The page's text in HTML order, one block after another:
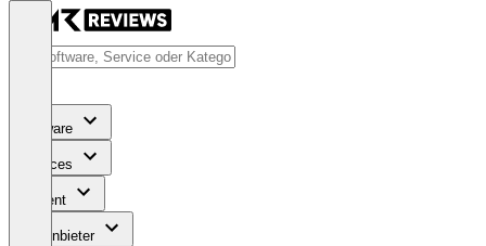
Software
Services
Content
Für Anbieter